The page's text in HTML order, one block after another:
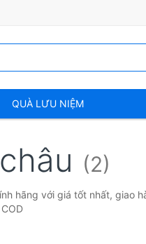
QUÀ LƯU NIỆM
(2)
hãng với giá tốt nhất, giao
COD